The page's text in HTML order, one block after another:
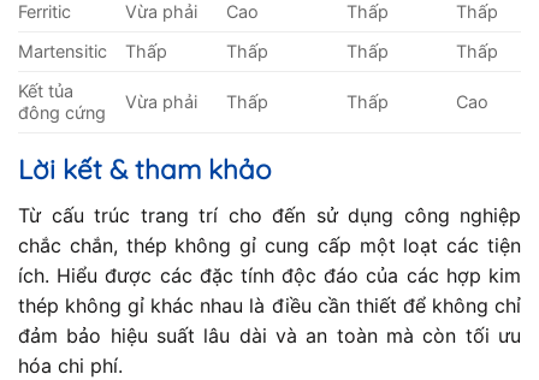
Ferritic
Vừa phải Cao Thấp
Thấp
Martensitic
Thấp Thấp Thấp
Thấp
Kết tủa
đông cứng
Vừa phải Thấp Thấp Cao
Lời kết & tham khảo
Từ cấu trúc trang trí cho đến sử dụng công nghiệp
chắc chắn, thép không gỉ cung cấp một loạt các tiện
ích. Hiểu được các đặc tính độc đáo của các hợp kim
thép không gỉ khác nhau là điều cần thiết để không chỉ
đảm bảo hiệu suất lâu dài và an toàn mà còn tối ưu
hóa chi phí.